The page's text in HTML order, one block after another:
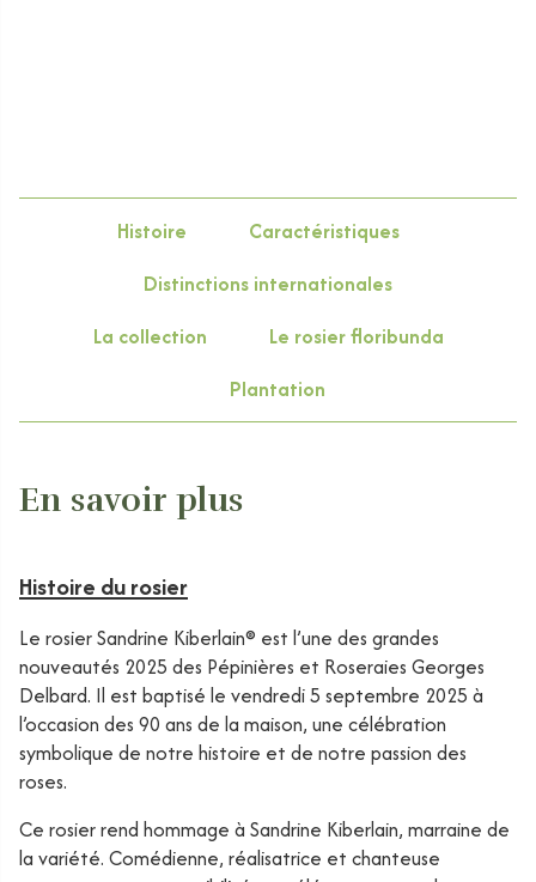
Histoire
Caractéristiques
Distinctions internationales
La collection
Le rosier floribunda
Plantation
En savoir plus
Histoire du rosier
Le rosier Sandrine Kiberlain® est l’une des grandes
nouveautés 2025 des Pépinières et Roseraies Georges
Delbard. Il est baptisé le vendredi 5 septembre 2025 à
l’occasion des 90 ans de la maison, une célébration
symbolique de notre histoire et de notre passion des
roses.
Ce rosier rend hommage à Sandrine Kiberlain, marraine de
la variété. Comédienne, réalisatrice et chanteuse